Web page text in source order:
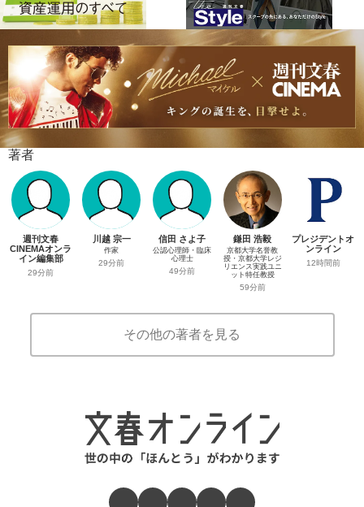
著者
週刊文春
CINEMAオンラ
イン編集部
29分前
川越 宗一
作家
29分前
信田 さよ子
公認心理師・臨床
心理士
49分前
鎌田 浩毅
京都大学名誉教
授・京都大学レジ
リエンス実践ユニ
ット特任教授
59分前
プレジデントオ
ンライン
12時間前
その他の著者を見る